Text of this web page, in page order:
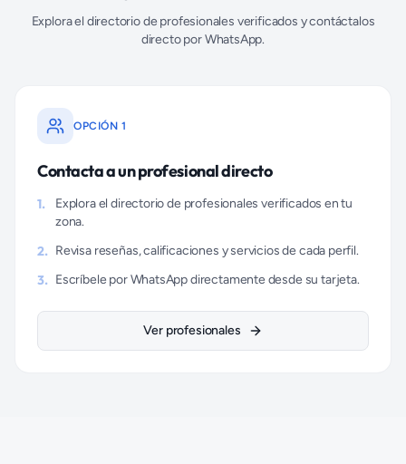
Explora el directorio de profesionales verificados y contáctalos
directo por WhatsApp.
OPCIÓN 1
Contacta a un profesional directo
1.
Explora el directorio de profesionales verificados en tu
zona.
2. Revisa reseñas, calificaciones y servicios de cada perfil.
3. Escríbele por WhatsApp directamente desde su tarjeta.
Ver profesionales